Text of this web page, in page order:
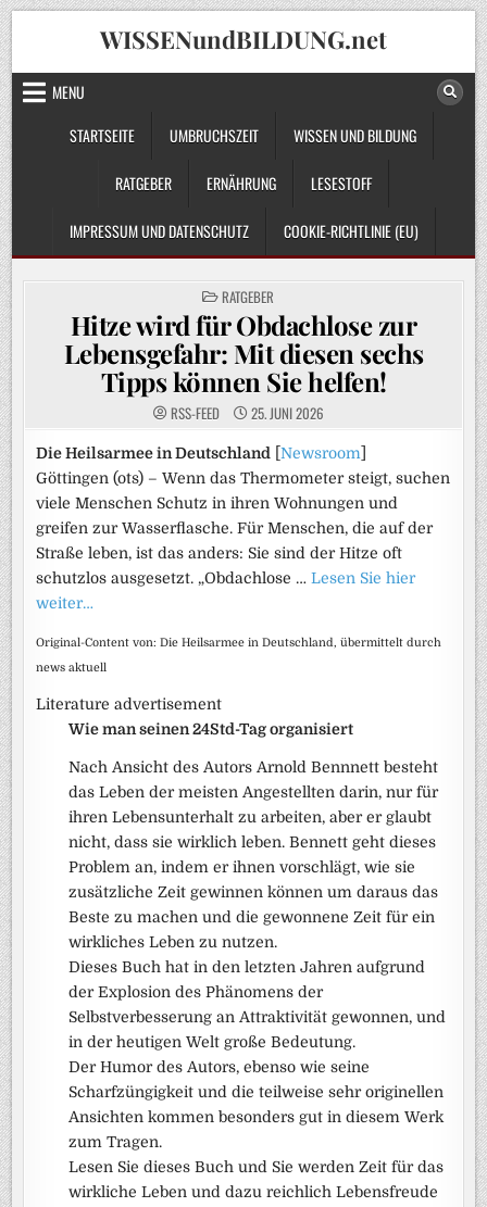
Skip
to
content
WISSENundBILDUNG.net
MENU
STARTSEITE
UMBRUCHSZEIT WISSEN UND BILDUNG
RATGEBER ERNÄHRUNG LESESTOFF
IMPRESSUM UND DATENSCHUTZ COOKIE-RICHTLINIE (EU)
POSTED
IN
RATGEBER
Hitze wird für Obdachlose zur
Lebensgefahr: Mit diesen sechs
Tipps können Sie helfen!
RSS-FEED 25. JUNI 2026
Die Heilsarmee in Deutschland [Newsroom
Göttingen (ots) – Wenn das Thermometer steigt, suchen
viele Menschen Schutz in ihren Wohnungen und
greifen zur Wasserflasche. Für Menschen, die auf der
Straße leben, ist das anders: Sie sind der Hitze oft
schutzlos ausgesetzt. „Obdachlose …Lesen Sie hier
weiter…
Original-Content von: Die Heilsarmee in Deutschland, übermittelt durch
news aktuell
Literature advertisement
Wie man seinen 24Std-Tag organisiert
Nach Ansicht des Autors Arnold Bennnett besteht
das Leben der meisten Angestellten darin, nur für
ihren Lebensunterhalt zu arbeiten, aber er glaubt
nicht, dass sie wirklich leben. Bennett geht dieses
Problem an, indem er ihnen vorschlägt, wie sie
zusätzliche Zeit gewinnen können um daraus das
Beste zu machen und die gewonnene Zeit für ein
wirkliches Leben zu nutzen.
Dieses Buch hat in den letzten Jahren aufgrund
der Explosion des Phänomens der
Selbstverbesserung an Attraktivität gewonnen, und
in der heutigen Welt große Bedeutung.
Der Humor des Autors, ebenso wie seine
Scharfzüngigkeit und die teilweise sehr originellen
Ansichten kommen besonders gut in diesem Werk
zum Tragen.
Lesen Sie dieses Buch und Sie werden Zeit für das
wirkliche Leben und dazu reichlich Lebensfreude